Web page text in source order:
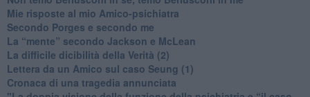
​Mie risposte al mio Amico-psichiatra
​Secondo Porges e secondo me
​La “mente” secondo Jackson e McLean
La difficile dicibilità della Verità (2)
​Lettera da un Amico sul caso Seung (1)
​Cronaca di una tragedia annunciata